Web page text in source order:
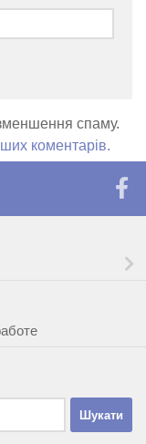
спаму.
коментарів.